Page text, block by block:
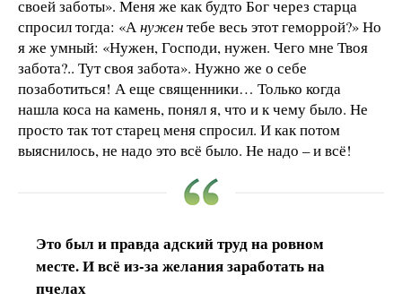
своей заботы». Меня же как будто Бог через старца
спросил тогда: «Анужентебе весь этот геморрой?» Но
я же умный: «Нужен, Господи, нужен. Чего мне Твоя
забота?.. Тут своя забота». Нужно же о себе
позаботиться! А еще священники… Только когда
нашла коса на камень, понял я, что и к чему было. Не
просто так тот старец меня спросил. И как потом
выяснилось, не надо это всё было. Не надо – и всё!
Это был и правда адский труд на ровном
месте. И всё из-за желания заработать на
пчелах